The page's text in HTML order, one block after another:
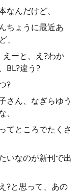
なんだけど、
ちょうに最近あ
、
えーと、え?わか
BL?違う?
?
さん、なぎらゆう
、
てところでたくさ
いなのが新刊で出
?と思って、あの